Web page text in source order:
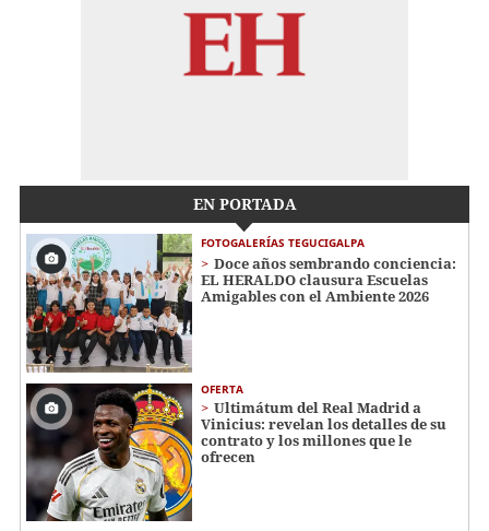
EN PORTADA
FOTOGALERÍAS TEGUCIGALPA
Doce años sembrando conciencia:
EL HERALDO clausura Escuelas
Amigables con el Ambiente 2026
OFERTA
Ultimátum del Real Madrid a
Vinicius: revelan los detalles de su
contrato y los millones que le
ofrecen